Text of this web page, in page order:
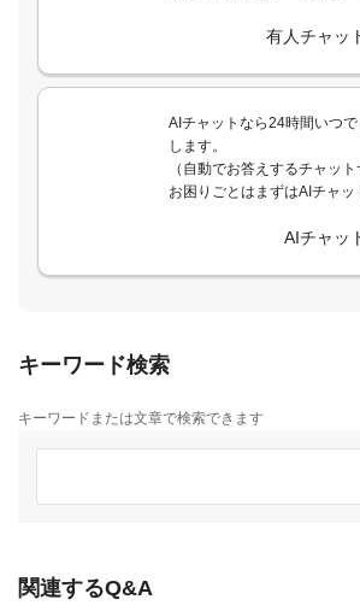
有人チャッ
AIチャットなら24時間いつで
します。
（自動でお答えするチャット
お困りごとはまずはAIチャッ
AIチャッ
キーワード検索
キーワードまたは文章で検索できます
関連するQ&A